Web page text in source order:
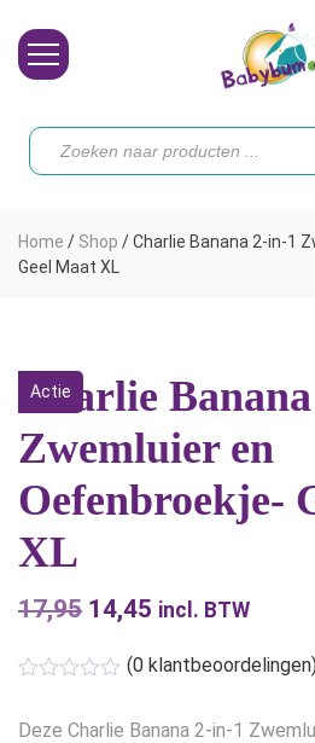
Toebehoren
Vrouw
Onze merken
Hoe begin ik?
Producten
zoeken
Home / Shop /Charlie Banana 2-in-1
Geel Maat XL
Actie
Charlie
Zwemluier en
Oefenbroekje-
XL
17,95 Oorspronkelijke
was:
€17,95.
14,45 Huidige
€14,45.
incl. BTW
(0
Deze Charlie Banana 2-in-1